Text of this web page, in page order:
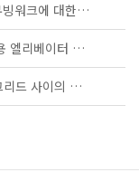
KS B ISO/TS 25740-1 - 에스컬레이터 및 무빙워크에 대한 안전요건 — 제1부: 세계공통 필수 안전요건(GESRs)
KS B ISO/TS 8100-21 - 승객 및 화물 운송용 엘리베이터 —제21부: 세계공통 필수안전요건(GESRs)을 충족하는 세계공통 안전 파라미터(GSPs)
KS C IEC TS 62872 - 산업 시설과 스마트 그리드 사이의 산업 공정 측정, 제어 및 자동화 시스템 인터페이스